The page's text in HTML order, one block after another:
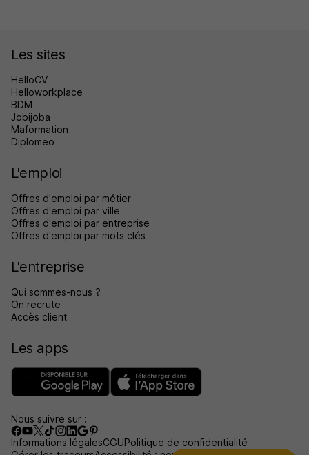
Les sites
HelloCV
Helloworkplace
BDM
Jobijoba
Maformation
Diplomeo
L'emploi
Offres d'emploi par métier
Offres d'emploi par ville
Offres d'emploi par entreprise
Offres d'emploi par mots clés
L'entreprise
Qui sommes-nous ?
On recrute
Accès client
Les apps
Nous suivre sur :
Informations légalesCGUPolitique de confidentialité